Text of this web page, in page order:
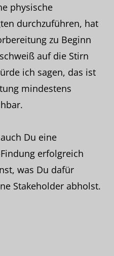
physische
durchzuführen, hat
zu Beginn
auf die Stirn
ich sagen, das ist
mindestens
Du eine
erfolgreich
was Du dafür
Stakeholder abholst.